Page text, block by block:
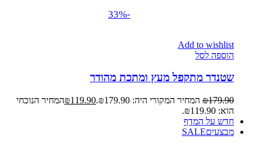
-33%
Add to wishlist
הוספה לסל
שטנדר מתקפל מעץ ומתכת מהודר
₪179.90 המחיר המקורי היה: ₪179.90. ₪119.90
המחיר הנוכחי
הוא: ₪119.90.
חדש על המדף
מבצעיםSALE